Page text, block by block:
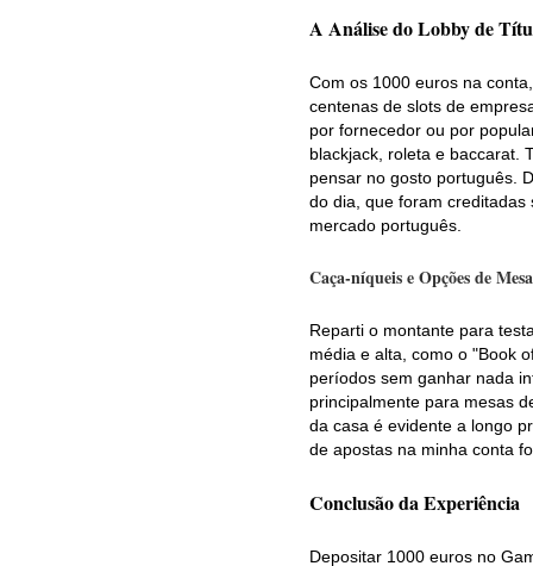
A Análise do Lobby de
Com os 1000 euros na
centenas de slots de
por fornecedor ou por
blackjack, roleta e baccarat.
pensar no gosto português.
do dia, que foram
mercado português.
Caça-níqueis e Opções de
Reparti o montante para
média e alta, como o "Book
períodos sem ganhar nada
principalmente para mesas
da casa é evidente a longo
de apostas na minha conta
Conclusão da Experiência
Depositar 1000 euros no